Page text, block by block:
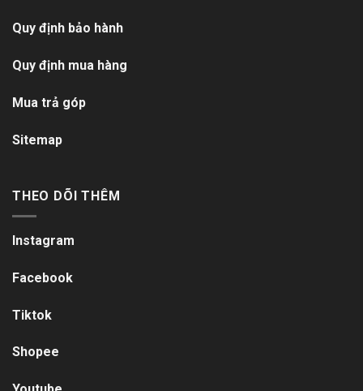
Quy định bảo hành
Quy định mua hàng
Mua trả góp
Sitemap
THEO DÕI THÊM
Instagram
Facebook
Tiktok
Shopee